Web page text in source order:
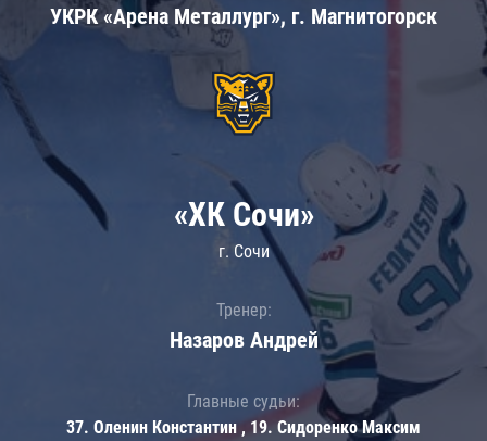
УКРК «Арена Металлург», г. Магнитогорск
«ХК Сочи»
г. Сочи
Тренер:
Назаров Андрей
Главные судьи:
37. Оленин Константин , 19. Сидоренко Максим